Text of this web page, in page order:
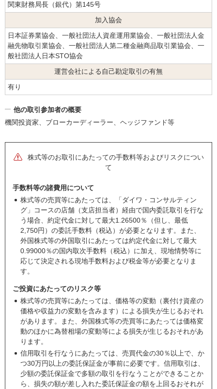
関東財務局長（銀代）第145号
加入協会
日本証券業協会、一般社団法人資産運用業協会、一般社団法人金
融先物取引業協会、一般社団法人第二種金融商品取引業協会、一
般社団法人日本STO協会
運営会社による 自己勘定取引の有無
有り
他の取引参加者の概要
機関投資家、ブローカーディーラー、ヘッジファンド等
株式等のお取引にあたっての手数料等およびリスクについ
て
手数料等の諸費用について
株式等の売買等にあたっては、「ダイワ・コンサルティン
グ」コースの店舗（支店担当者）経由で国内委託取引を行な
う場合、約定代金に対して最大1.26500％（但し、最低
2,750円）の委託手数料（税込）が必要となります。また、
外国株式等の外国取引にあたっては約定代金に対して最大
0.99000％の国内取次手数料（税込）に加え、現地情勢等に
応じて決定される現地手数料および税金等が必要となりま
す。
ご投資にあたってのリスク等
株式等の売買等にあたっては、価格等の変動（裏付け資産の
価格や収益力の変動を含みます）による損失が生じるおそれ
があります。また、外国株式等の売買等にあたっては価格変
動のほかに為替相場の変動等による損失が生じるおそれがあ
ります。
信用取引を行なうにあたっては、売買代金の30％以上で、か
つ30万円以上の委託保証金が事前に必要です。信用取引は、
少額の委託保証金で多額の取引を行なうことができることか
ら、損失の額が差し入れた委託保証金の額を上回るおそれが